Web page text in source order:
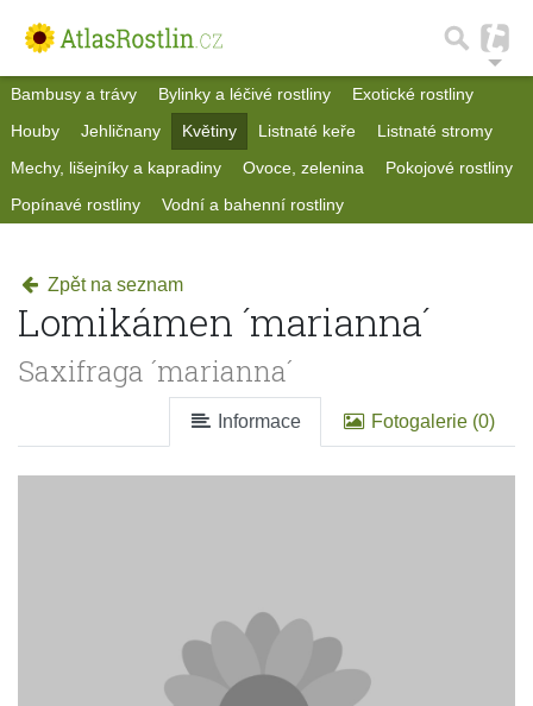
Bambusy a trávy Bylinky a léčivé rostliny
Exotické rostliny
Houby
Jehličnany Květiny Listnaté keře
Listnaté stromy
Mechy, lišejníky a kapradiny
Ovoce, zelenina
Pokojové rostliny
Popínavé rostliny
Vodní a bahenní rostliny
Zpět na seznam
Lomikámen ´marianna´
Saxifraga ´marianna´
Informace Fotogalerie (0)